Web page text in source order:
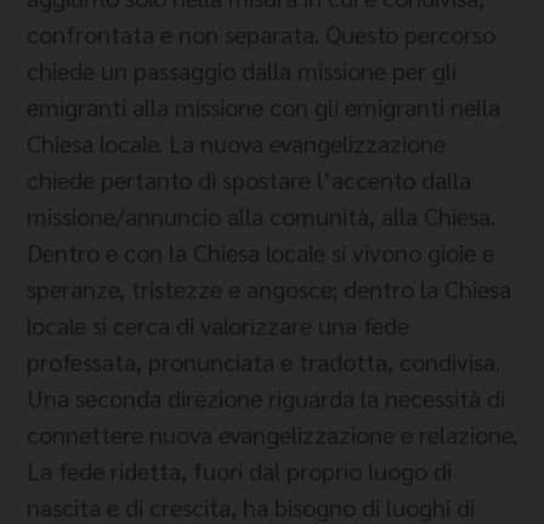
confrontata e non separata. Questo percorso
chiede un passaggio dalla missione per gli
emigranti alla missione con gli emigranti nella
Chiesa locale. La nuova evangelizzazione
chiede pertanto di spostare l’accento dalla
missione/annuncio alla comunità, alla Chiesa.
Dentro e con la Chiesa locale si vivono gioie e
speranze, tristezze e angosce; dentro la Chiesa
locale si cerca di valorizzare una fede
professata, pronunciata e tradotta, condivisa.
Una seconda direzione riguarda la necessità di
connettere nuova evangelizzazione e relazione.
La fede ridetta, fuori dal proprio luogo di
nascita e di crescita, ha bisogno di luoghi di